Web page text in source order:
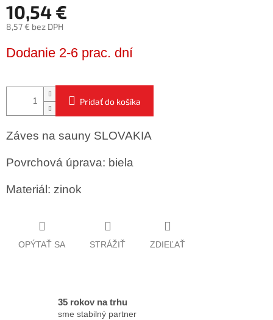
10,54 €
8,57 € bez DPH
cena:
Dodanie 2-6 prac. dní
Pridať do košíka
Záves na sauny SLOVAKIA
Povrchová úprava: biela
Materiál: zinok
OPÝTAŤ SA STRÁŽIŤ ZDIEĽAŤ
35 rokov na trhu
sme stabilný partner